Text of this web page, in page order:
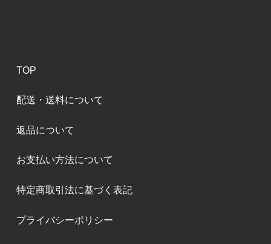
TOP
配送・送料について
返品について
お支払い方法について
特定商取引法に基づく表記
プライバシーポリシー